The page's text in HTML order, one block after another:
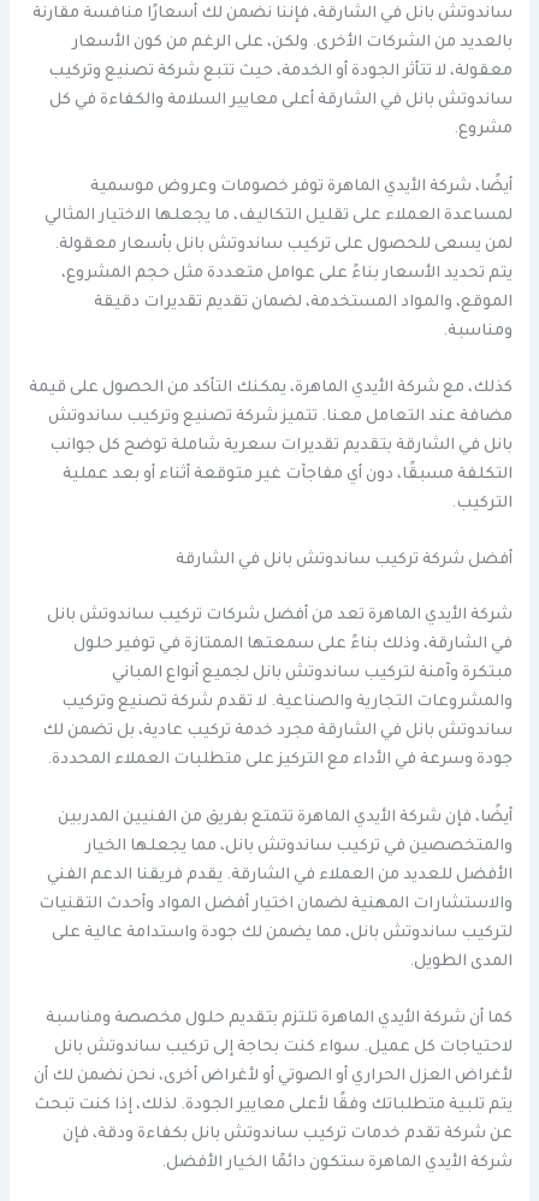
ساندوتش بانل في الشارقة، فإننا نضمن لك أسعارًا منافسة مقارنة
بالعديد من الشركات الأخرى. ولكن، على الرغم من كون الأسعار
معقولة، لا تتأثر الجودة أو الخدمة، حيث تتبع شركة تصنيع وتركيب
ساندوتش بانل في الشارقة أعلى معايير السلامة والكفاءة في كل
مشروع.
أيضًا، شركة الأيدي الماهرة توفر خصومات وعروض موسمية
لمساعدة العملاء على تقليل التكاليف، ما يجعلها الاختيار المثالي
لمن يسعى للحصول على تركيب ساندوتش بانل بأسعار معقولة.
يتم تحديد الأسعار بناءً على عوامل متعددة مثل حجم المشروع،
الموقع، والمواد المستخدمة، لضمان تقديم تقديرات دقيقة
ومناسبة.
كذلك، مع شركة الأيدي الماهرة، يمكنك التأكد من الحصول على قيمة
مضافة عند التعامل معنا. تتميز شركة تصنيع وتركيب ساندوتش
بانل في الشارقة بتقديم تقديرات سعرية شاملة توضح كل جوانب
التكلفة مسبقًا، دون أي مفاجآت غير متوقعة أثناء أو بعد عملية
التركيب.
أفضل شركة تركيب ساندوتش بانل في الشارقة
شركة الأيدي الماهرة تعد من أفضل شركات تركيب ساندوتش بانل
في الشارقة، وذلك بناءً على سمعتها الممتازة في توفير حلول
مبتكرة وآمنة لتركيب ساندوتش بانل لجميع أنواع المباني
والمشروعات التجارية والصناعية. لا تقدم شركة تصنيع وتركيب
ساندوتش بانل في الشارقة مجرد خدمة تركيب عادية، بل تضمن لك
جودة وسرعة في الأداء مع التركيز على متطلبات العملاء المحددة.
أيضًا، فإن شركة الأيدي الماهرة تتمتع بفريق من الفنيين المدربين
والمتخصصين في تركيب ساندوتش بانل، مما يجعلها الخيار
الأفضل للعديد من العملاء في الشارقة. يقدم فريقنا الدعم الفني
والاستشارات المهنية لضمان اختيار أفضل المواد وأحدث التقنيات
لتركيب ساندوتش بانل، مما يضمن لك جودة واستدامة عالية على
المدى الطويل.
كما أن شركة الأيدي الماهرة تلتزم بتقديم حلول مخصصة ومناسبة
لاحتياجات كل عميل. سواء كنت بحاجة إلى تركيب ساندوتش بانل
لأغراض العزل الحراري أو الصوتي أو لأغراض أخرى، نحن نضمن لك أن
يتم تلبية متطلباتك وفقًا لأعلى معايير الجودة. لذلك، إذا كنت تبحث
عن شركة تقدم خدمات تركيب ساندوتش بانل بكفاءة ودقة، فإن
شركة الأيدي الماهرة ستكون دائمًا الخيار الأفضل.